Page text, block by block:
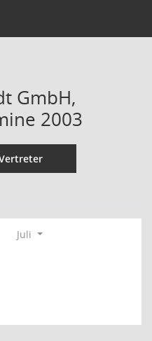
GmbH,
2003
Juli